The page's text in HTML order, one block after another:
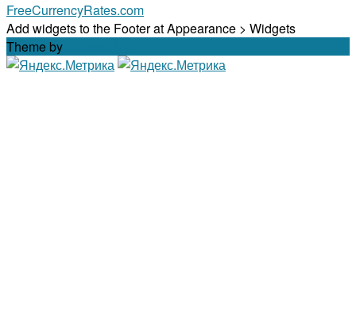
FreeCurrencyRates.com
Add widgets to the Footer at Appearance > Widgets
Theme by